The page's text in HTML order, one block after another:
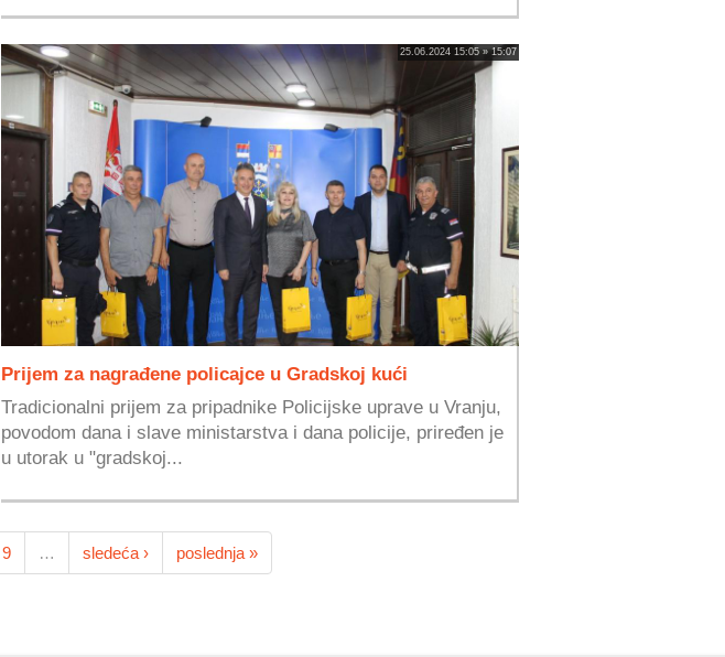
25.06.2024 15:05 » 15:07
Prijem za nagrađene policajce u Gradskoj kući
Tradicionalni prijem za pripadnike Policijske uprave u Vranju,
povodom dana i slave ministarstva i dana policije, priređen je
u utorak u "gradskoj...
9 … sledeća › poslednja »